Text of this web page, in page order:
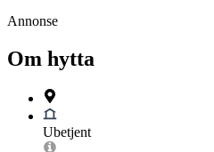
Annonse
Om hytta
Ubetjent